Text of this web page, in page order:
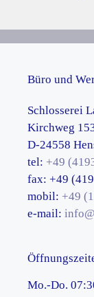
Büro und
Schlosserei
Kirchweg
D-24558
tel: +49
fax: +49
mobil: +49
e-mail:
Mo.-Do.